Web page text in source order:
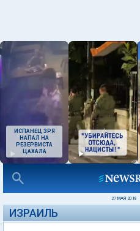
ИСПАНЕЦ ЗРЯ
НАПАЛ НА
РЕЗЕРВИСТА
ЦАХАЛА
27 МАЯ 2018
ИЗРАИЛЬ